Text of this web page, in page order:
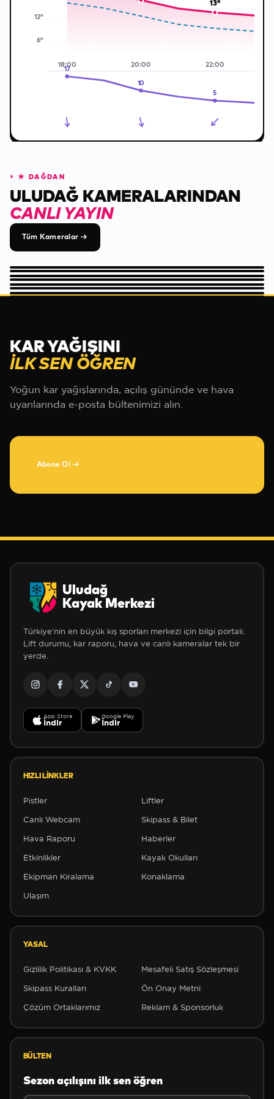
6°
12°
13°
18:00 20:00 22:00
17
10
5
⏵ ★ DAĞDAN
ULUDAĞ KAMERALARINDAN
CANLI YAYIN
Tüm Kameralar →
CANLI
AĞAOĞLU GONDOLA KAMERASI
CANLI
CANLI
KIRKGÖZLER PISTI KAMERASI
KUŞAKLIKAYA PISTI KAMERASI
KAR YAĞIŞINI
ILK SEN ÖĞREN
Yoğun kar yağışlarında, açılış gününde ve hava
uyarılarında e-posta bültenimizi alın.
Abone Ol →
Uludağ
Kayak Merkezi
Türkiye'nin en büyük kış sporları merkezi için bilgi portalı.
Lift durumu, kar raporu, hava ve canlı kameralar tek bir
yerde.
App Store
İndir
Google Play
İndir
HIZLI LINKLER
Pistler Liftler
Canlı Webcam Skipass & Bilet
Hava Raporu Haberler
Etkinlikler Kayak Okulları
Ekipman Kiralama Konaklama
Ulaşım
YASAL
Gizlilik Politikası & KVKK Mesafeli Satış Sözleşmesi
Skipass Kuralları Ön Onay Metni
Çözüm Ortaklarımız Reklam & Sponsorluk
BÜLTEN
Sezon açılışını ilk sen öğren